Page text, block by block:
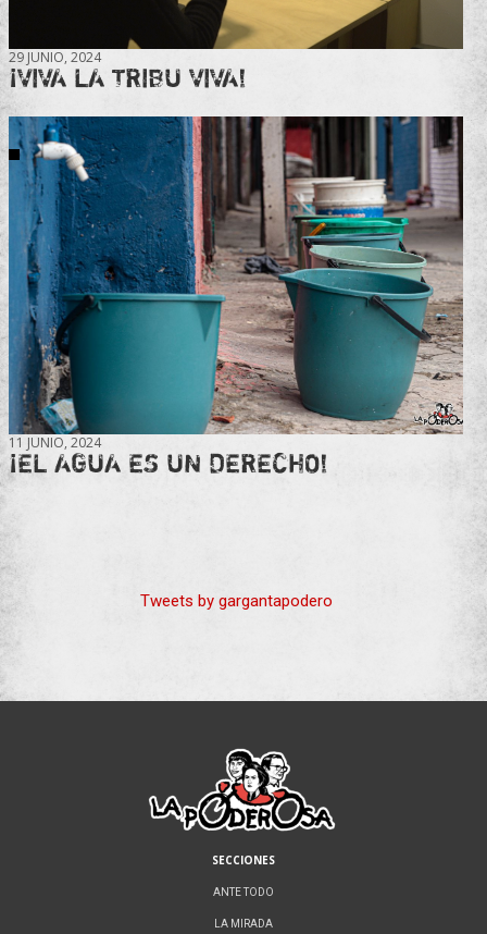
29 JUNIO, 2024
¡VIVA LA TRIBU VIVA!
11 JUNIO, 2024
¡EL AGUA ES UN DERECHO!
Tweets by gargantapodero
SECCIONES
ANTE TODO
LA MIRADA